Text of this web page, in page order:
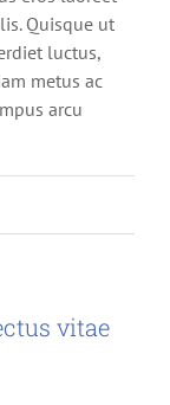
Quisque ut
luctus,
metus ac
arcu
vitae